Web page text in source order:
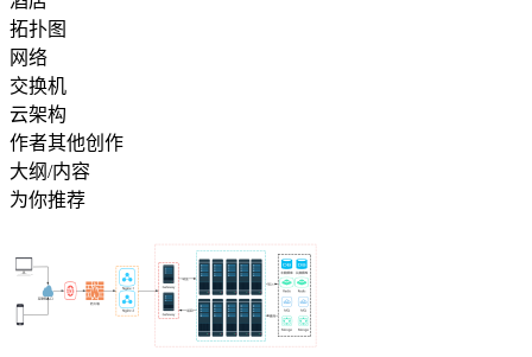
拓扑图
网络
交换机
云架构
作者其他创作
大纲/内容
为你推荐